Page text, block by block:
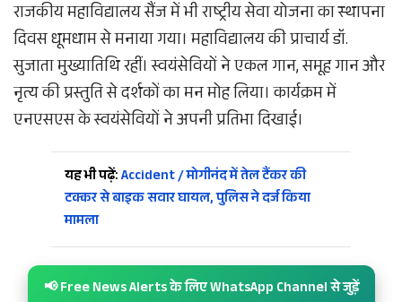
राजकीय महाविद्यालय सैंज में भी राष्ट्रीय सेवा योजना का स्थापना
दिवस धूमधाम से मनाया गया। महाविद्यालय की प्राचार्य डॉ.
सुजाता मुख्यातिथि रहीं। स्वयंसेवियों ने एकल गान, समूह गान और
नृत्य की प्रस्तुति से दर्शकों का मन मोह लिया। कार्यक्रम में
एनएसएस के स्वयंसेवियों ने अपनी प्रतिभा दिखाई।
यह भी पढ़ें:Accident / मोगीनंद में तेल टैंकर की
टक्कर से बाइक सवार घायल, पुलिस ने दर्ज किया
मामला
📢 Free News Alerts के लिए WhatsApp Channel से जुड़ें